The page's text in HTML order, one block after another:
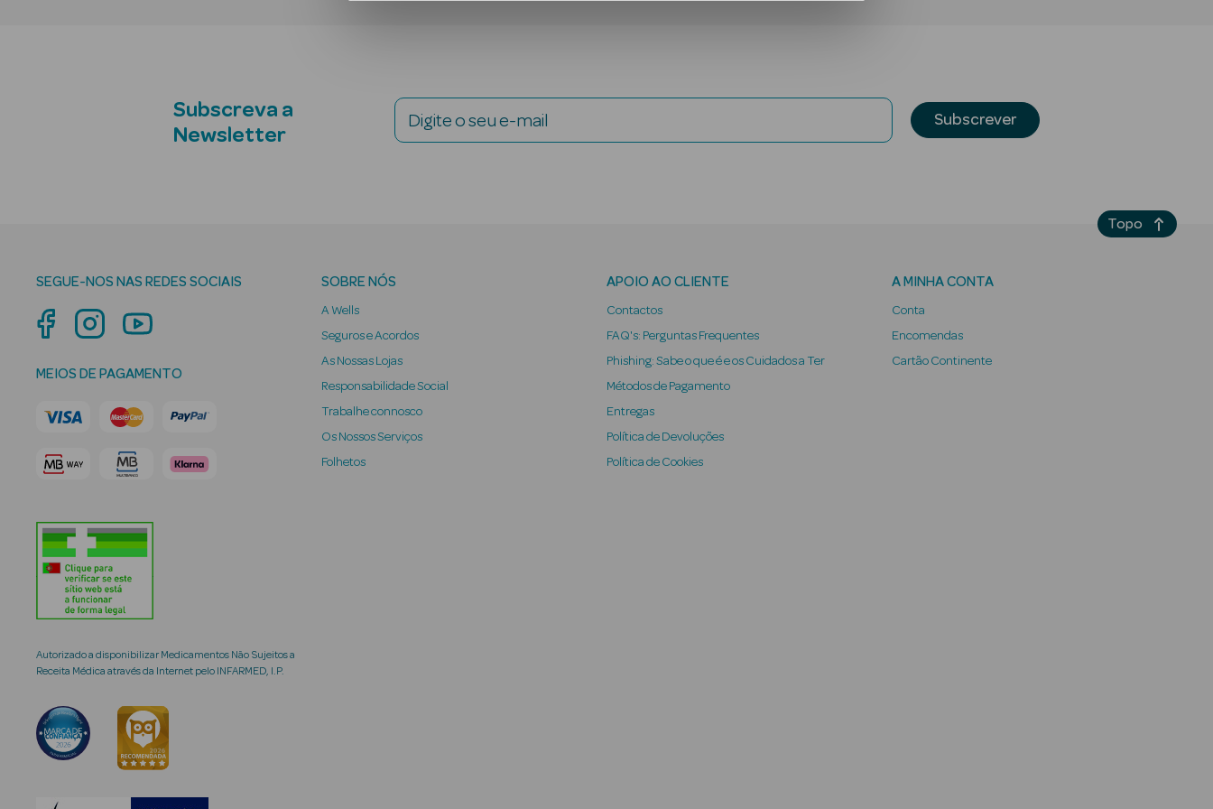
Subscreva a
Newsletter
Digite o seu e-mail Subscrever
SEGUE-NOS NAS REDES SOCIAIS
MEIOS DE PAGAMENTO
Autorizado a disponibilizar Medicamentos Não Sujeitos a
Receita Médica através da Internet pelo INFARMED, I.P.
SOBRE NÓS
A Wells
Seguros e Acordos
As Nossas Lojas
Responsabilidade Social
Trabalhe connosco
Os Nossos Serviços
Folhetos
APOIO AO CLIENTE
Contactos
FAQ's: Perguntas Frequentes
Phishing: Sabe o que é e os Cuidados a Ter
Métodos de Pagamento
Entregas
Política de Devoluções
Política de Cookies
A MINHA CONTA
Conta
Encomendas
Cartão Continente
Topo